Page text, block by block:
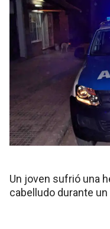
Un joven sufrió una
cabelludo durante un